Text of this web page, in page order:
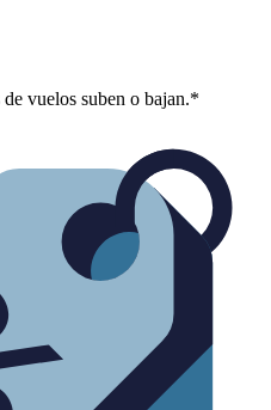
vuelos suben o bajan.*